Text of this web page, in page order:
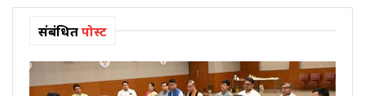
संबंधितपोस्ट